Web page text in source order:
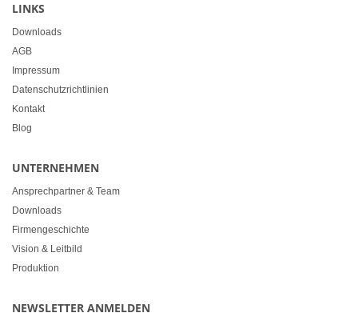
LINKS
Downloads
AGB
Impressum
Datenschutzrichtlinien
Kontakt
Blog
UNTERNEHMEN
Ansprechpartner & Team
Downloads
Firmengeschichte
Vision & Leitbild
Produktion
NEWSLETTER ANMELDEN